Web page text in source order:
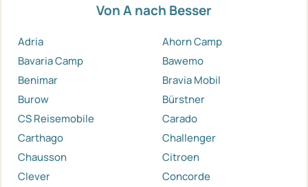
Von A nach Besser
Adria
Ahorn Camp
Bavaria Camp
Bawemo
Benimar
Bravia Mobil
Burow
Bürstner
CS Reisemobile
Carado
Carthago
Challenger
Chausson
Citroen
Clever
Concorde